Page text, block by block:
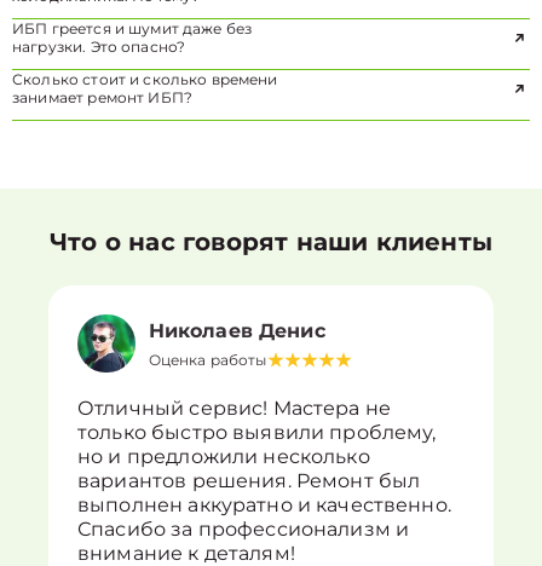
ИБП греется и шумит даже без
нагрузки. Это опасно?
Сколько стоит и сколько времени
занимает ремонт ИБП?
Что о нас говорят наши клиенты
Николаев Денис
Оценка работы
Отличный сервис! Мастера не
только быстро выявили проблему,
но и предложили несколько
вариантов решения. Ремонт был
выполнен аккуратно и качественно.
Спасибо за профессионализм и
внимание к деталям!